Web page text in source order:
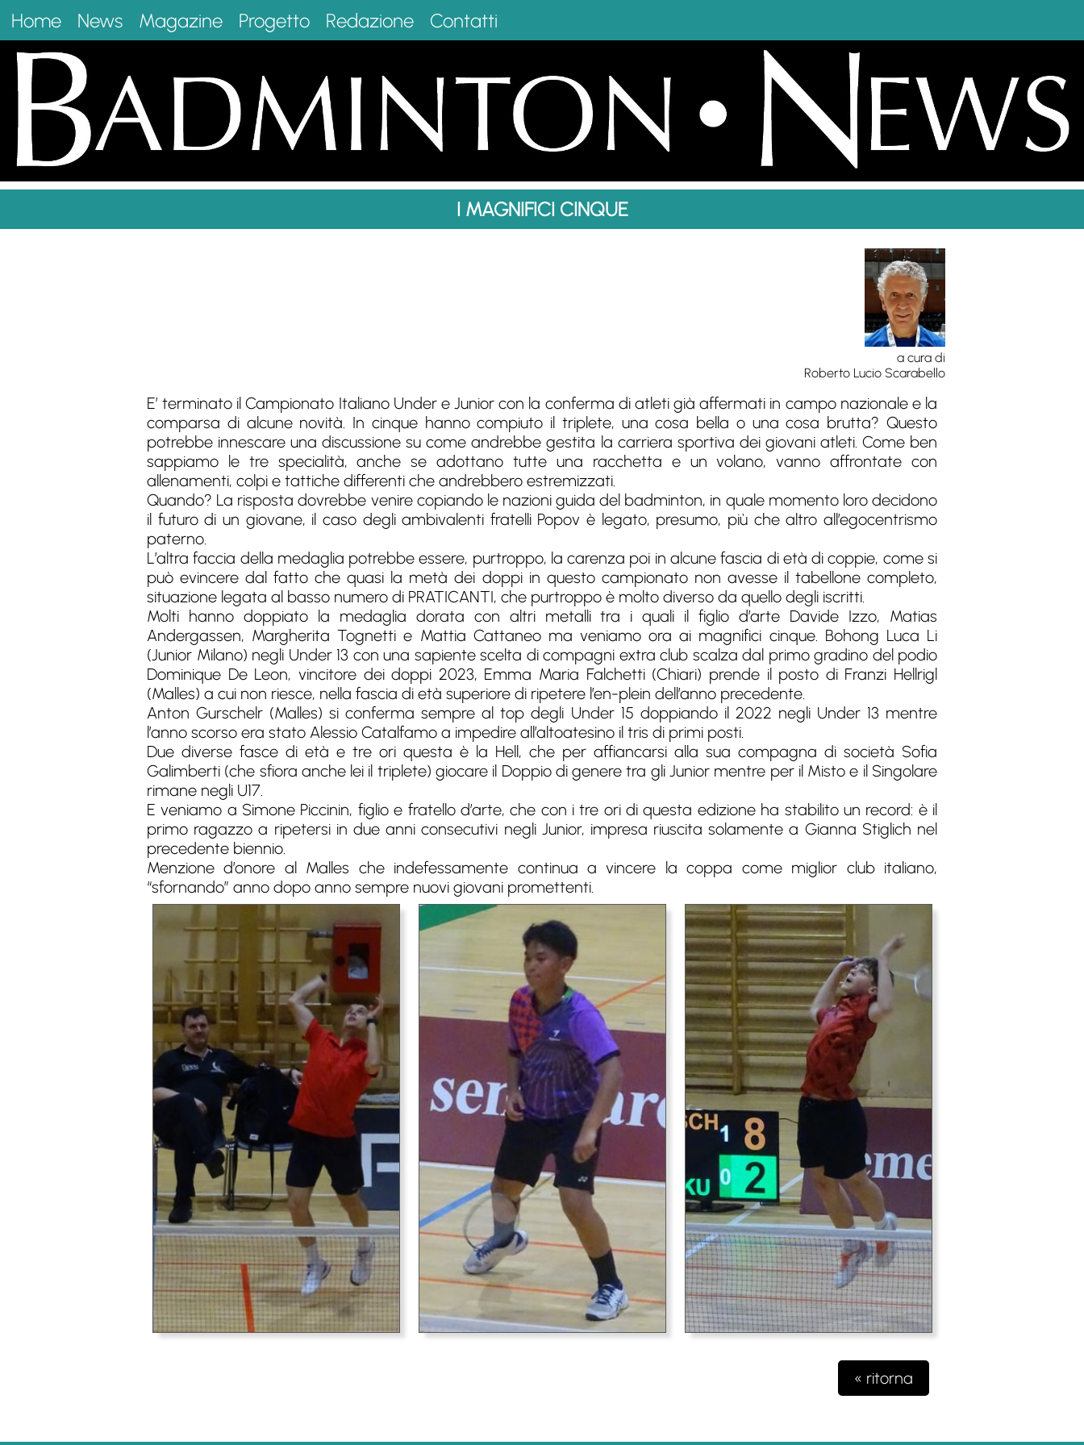
Home News Magazine Progetto Redazione Contatti
I MAGNIFICI CINQUE
a cura di
Roberto Lucio Scarabello
E’ terminato il Campionato Italiano Under e Junior con la conferma di atleti già affermati in campo nazionale e la
comparsa di alcune novità. In cinque hanno compiuto il triplete, una cosa bella o una cosa brutta? Questo
potrebbe innescare una discussione su come andrebbe gestita la carriera sportiva dei giovani atleti. Come ben
sappiamo le tre specialità, anche se adottano tutte una racchetta e un volano, vanno affrontate con
allenamenti, colpi e tattiche differenti che andrebbero estremizzati.
Quando? La risposta dovrebbe venire copiando le nazioni guida del badminton, in quale momento loro decidono
il futuro di un giovane, il caso degli ambivalenti fratelli Popov è legato, presumo, più che altro all’egocentrismo
paterno.
L’altra faccia della medaglia potrebbe essere, purtroppo, la carenza poi in alcune fascia di età di coppie, come si
può evincere dal fatto che quasi la metà dei doppi in questo campionato non avesse il tabellone completo,
situazione legata al basso numero di PRATICANTI, che purtroppo è molto diverso da quello degli iscritti.
Molti hanno doppiato la medaglia dorata con altri metalli tra i quali il figlio d’arte Davide Izzo, Matias
Andergassen, Margherita Tognetti e Mattia Cattaneo ma veniamo ora ai magnifici cinque. Bohong Luca Li
(Junior Milano) negli Under 13 con una sapiente scelta di compagni extra club scalza dal primo gradino del podio
Dominique De Leon, vincitore dei doppi 2023, Emma Maria Falchetti (Chiari) prende il posto di Franzi Hellrigl
(Malles) a cui non riesce, nella fascia di età superiore di ripetere l’en-plein dell’anno precedente.
Anton Gurschelr (Malles) si conferma sempre al top degli Under 15 doppiando il 2022 negli Under 13 mentre
l’anno scorso era stato Alessio Catalfamo a impedire all’altoatesino il tris di primi posti.
Due diverse fasce di età e tre ori questa è la Hell, che per affiancarsi alla sua compagna di società Sofia
Galimberti (che sfiora anche lei il triplete) giocare il Doppio di genere tra gli Junior mentre per il Misto e il Singolare
rimane negli U17.
E veniamo a Simone Piccinin, figlio e fratello d’arte, che con i tre ori di questa edizione ha stabilito un record: è il
primo ragazzo a ripetersi in due anni consecutivi negli Junior, impresa riuscita solamente a Gianna Stiglich nel
precedente biennio.
Menzione d’onore al Malles che indefessamente continua a vincere la coppa come miglior club italiano,
“sfornando” anno dopo anno sempre nuovi giovani promettenti.
« ritorna